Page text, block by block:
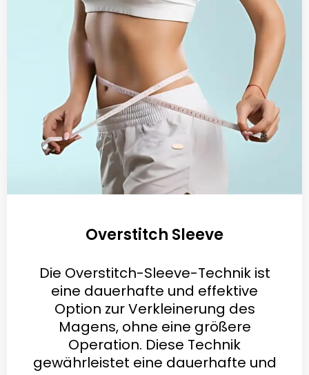
Overstitch Sleeve
Die Overstitch-Sleeve-Technik ist
eine dauerhafte und effektive
Option zur Verkleinerung des
Magens, ohne eine größere
Operation. Diese Technik
gewährleistet eine dauerhafte und